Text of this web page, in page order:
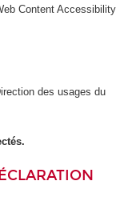
Content Accessibility
des usages du